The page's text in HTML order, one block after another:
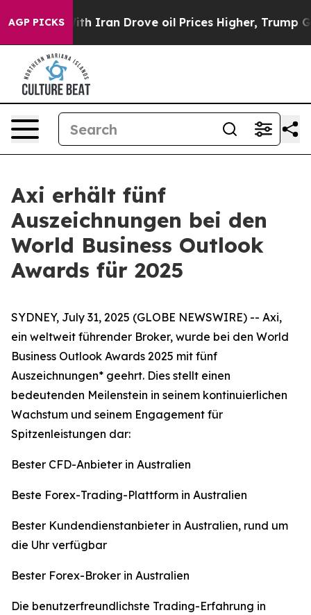
AGP PICKS
As war With Iran Drove oil Prices Higher, Trump
Axi erhält fünf
Auszeichnungen bei den
World Business Outlook
Awards für 2025
SYDNEY, July 31, 2025 (GLOBE NEWSWIRE) -- Axi,
ein weltweit führender Broker, wurde bei den World
Business Outlook Awards 2025 mit fünf
Auszeichnungen* geehrt. Dies stellt einen
bedeutenden Meilenstein in seinem kontinuierlichen
Wachstum und seinem Engagement für
Spitzenleistungen dar:
Bester CFD-Anbieter in Australien
Beste Forex-Trading-Plattform in Australien
Bester Kundendienstanbieter in Australien, rund um
die Uhr verfügbar
Bester Forex-Broker in Australien
Die benutzerfreundlichste Trading-Erfahrung in